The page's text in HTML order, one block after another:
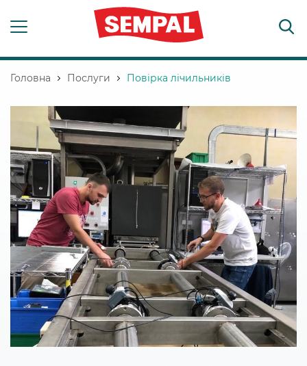
Головна Послуги Повірка лічильників